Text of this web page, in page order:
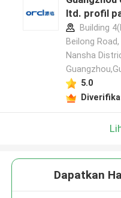
ltd. profil
Building
Beilong
Nansha
5.0
Dapatkan